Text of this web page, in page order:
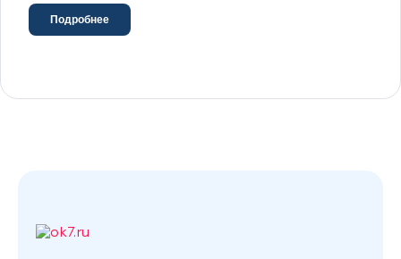
Подробнее